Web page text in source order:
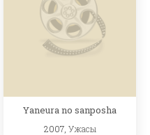
Yaneura no sanposha
2007, Ужасы